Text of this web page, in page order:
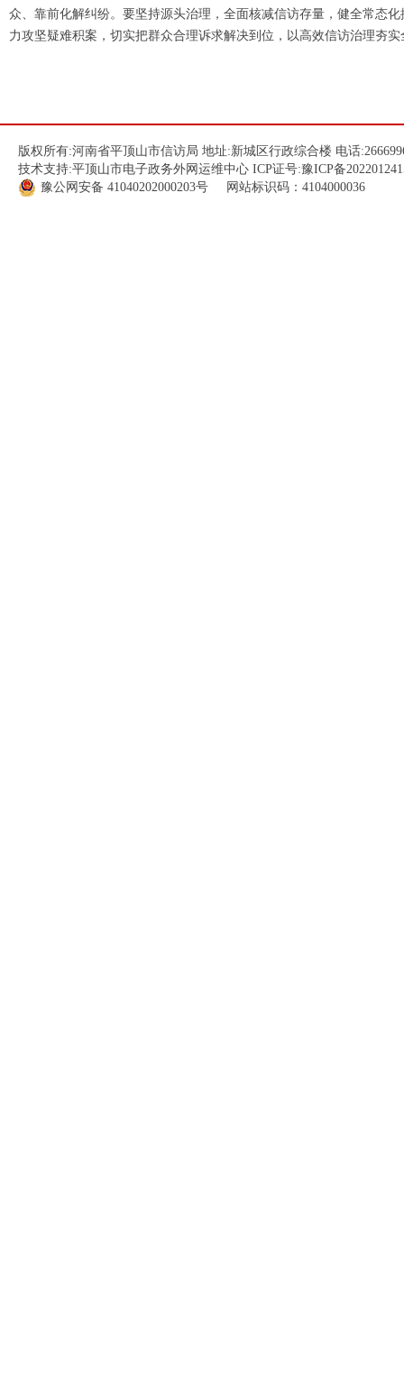
众、靠前化解纠纷。要坚持源头治理，全面核减信访存量，健全常态
力攻坚疑难积案，切实把群众合理诉求解决到位，以高效信访治理夯
版权所有:河南省平顶山市信访局 地址:新城区行政综合楼 电话
技术支持:平顶山市电子政务外网运维中心 ICP证号:豫ICP备
豫公网安备 41040202000203号 网站标识码：4104000036